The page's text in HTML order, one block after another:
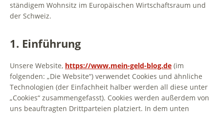
ständigem Wohnsitz im Europäischen Wirtschaftsraum und
der Schweiz.
1. Einführung
Unsere Website, https://www.mein-geld-blog.de (im
folgenden: „Die Website“) verwendet Cookies und ähnliche
Technologien (der Einfachheit halber werden all diese unter
„Cookies“ zusammengefasst). Cookies werden außerdem von
uns beauftragten Drittparteien platziert. In dem unten